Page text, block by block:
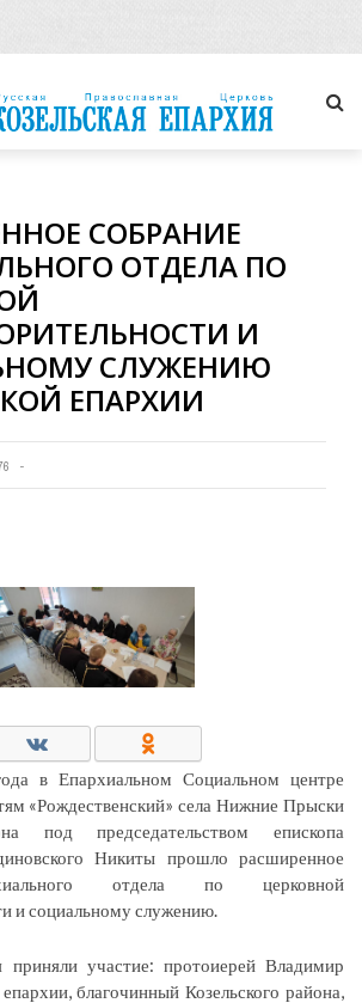
СОБРАНИЕ
ОТДЕЛА ПО
И
СЛУЖЕНИЮ
ЕПАРХИИ
в Епархиальном Социальном центре
«Рождественский» села Нижние Прыски
под председательством епископа
Никиты прошло расширенное
отдела по церковной
и социальному служению.
приняли участие: протоиерей Владимир
благочинный Козельского района,